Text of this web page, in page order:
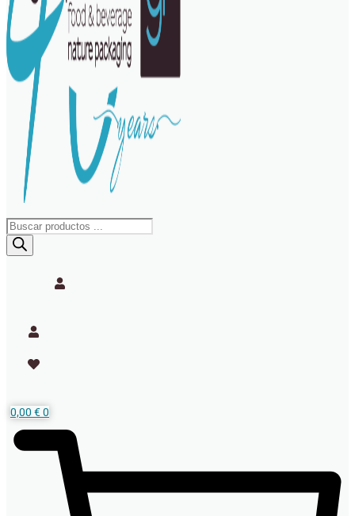
Búsqueda
de
productos
0,00 €0